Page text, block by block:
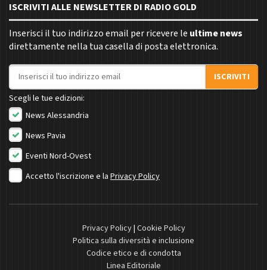
ISCRIVITI ALLE NEWSLETTER DI RADIO GOLD
Inserisci il tuo indirizzo email per ricevere le ultime news
direttamente nella tua casella di posta elettronica.
Indirizzo email
ISCRIVITI
Scegli le tue edizioni:
News Alessandria
News Pavia
Eventi Nord-Ovest
Accetto l'iscrizione e la Privacy Policy
Privacy Policy| Cookie Policy
Politica sulla diversità e inclusione
Codice etico e di condotta
Linea Editoriale